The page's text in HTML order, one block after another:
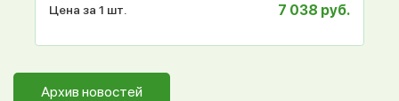
Цена за 1 шт. 7 038 руб.
Архив новостей